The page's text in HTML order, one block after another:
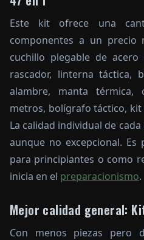
Este kit ofrece una
componentes a un precio
cuchillo plegable de acero
rascador, linterna táctica,
alambre, manta térmica,
metros, bolígrafo táctico, kit
La calidad individual de
aunque no excepcional.
para principiantes o como
inicia en el preparacionismo.
Mejor calidad general:
Con menos piezas pero